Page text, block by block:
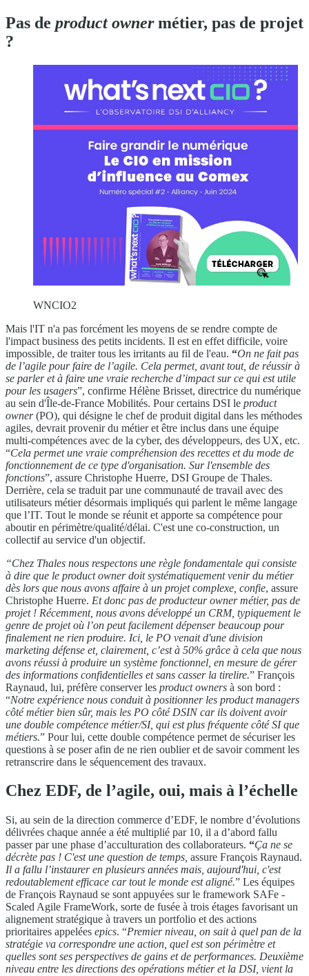
Pas de product ownermétier, pas de projet
?
WNCIO2
Mais l'IT n'a pas forcément les moyens de se rendre compte de
l'impact business des petits incidents. Il est en effet difficile, voire
impossible, de traiter tous les irritants au fil de l'eau. “On ne fait pas
de l’agile pour faire de l’agile. Cela permet, avant tout, de réussir à
se parler et à faire une vraie recherche d’impact sur ce qui est utile
pour les usagers”, confirme Hélène Brisset, directrice du numérique
au sein d'Île-de-France Mobilités. Pour certains DSI le product
owner(PO), qui désigne le chef de produit digital dans les méthodes
agiles, devrait provenir du métier et être inclus dans une équipe
multi-compétences avec de la cyber, des développeurs, des UX, etc.
“Cela permet une vraie compréhension des recettes et du mode de
fonctionnement de ce type d'organisation. Sur l'ensemble des
fonctions”, assure Christophe Huerre, DSI Groupe de Thales.
Derrière, cela se traduit par une communauté de travail avec des
utilisateurs métier désormais impliqués qui parlent le même langage
que l’IT. Tout le monde se réunit et apporte sa compétence pour
aboutir en périmètre/qualité/délai. C'est une co-construction, un
collectif au service d'un objectif.
“Chez Thales nous respectons une règle fondamentale qui consiste
à dire que le product owner doit systématiquement venir du métier
dès lors que nous avons affaire à un projet complexe, confie, assure
Christophe Huerre. Et donc pas de producteur owner métier, pas de
projet ! Récemment, nous avons développé un CRM, typiquement le
genre de projet où l’on peut facilement dépenser beaucoup pour
finalement ne rien produire. Ici, le PO venait d'une division
marketing défense et, clairement, c’est à 50% grâce à cela que nous
avons réussi à produire un système fonctionnel, en mesure de gérer
des informations confidentielles et sans casser la tirelire.” François
Raynaud, lui, préfère conserver les product owners à son bord :
“Notre expérience nous conduit à positionner les product managers
côté métier bien sûr, mais les PO côté DSIN car ils doivent avoir
une double compétence métier/SI, qui est plus fréquente côté SI que
métiers.” Pour lui, cette double compétence permet de sécuriser les
questions à se poser afin de ne rien oublier et de savoir comment les
retranscrire dans le séquencement des travaux.
Chez EDF, de l’agile, oui, mais à l’échelle
Si, au sein de la direction commerce d’EDF, le nombre d’évolutions
délivrées chaque année a été multiplié par 10, il a d’abord fallu
passer par une phase d’acculturation des collaborateurs. “Ça ne se
décrète pas ! C'est une question de temps, assure François Raynaud.
Il a fallu l’instaurer en plusieurs années mais, aujourd'hui, c'est
redoutablement efficace car tout le monde est aligné.” Les équipes
de François Raynaud se sont appuyées sur le framework SAFe -
Scaled Agile FrameWork, sorte de fusée à trois étages favorisant un
alignement stratégique à travers un portfolio et des actions
prioritaires appelées epics. “Premier niveau, on sait à quel pan de la
stratégie va correspondre une action, quel est son périmètre et
quelles sont ses perspectives de gains et de performances. Deuxième
niveau entre les directions des opérations métier et la DSI, vient la